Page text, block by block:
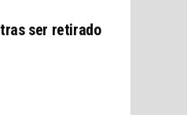
ser retirado